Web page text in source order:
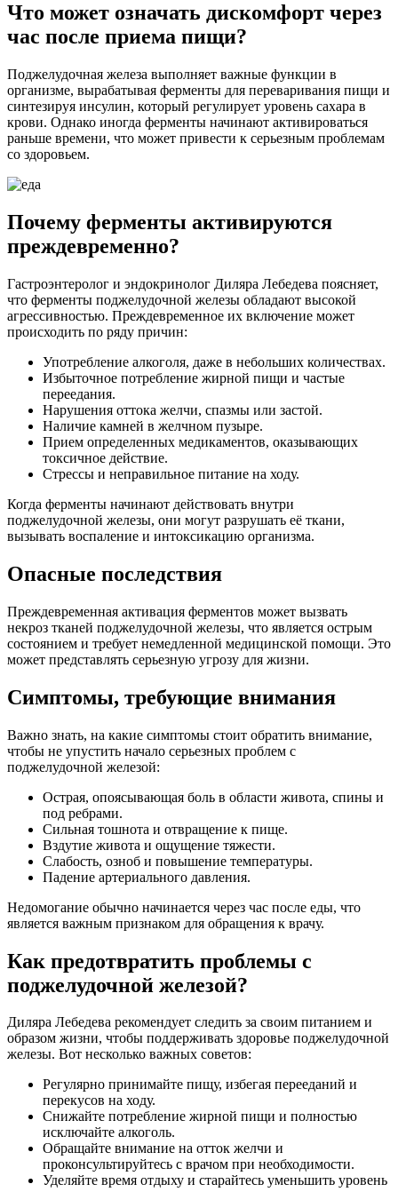
Что может означать дискомфорт через
час после приема пищи?
Поджелудочная железа выполняет важные функции в
организме, вырабатывая ферменты для переваривания пищи и
синтезируя инсулин, который регулирует уровень сахара в
крови. Однако иногда ферменты начинают активироваться
раньше времени, что может привести к серьезным проблемам
со здоровьем.
Почему ферменты активируются
преждевременно?
Гастроэнтеролог и эндокринолог Диляра Лебедева поясняет,
что ферменты поджелудочной железы обладают высокой
агрессивностью. Преждевременное их включение может
происходить по ряду причин:
Употребление алкоголя, даже в небольших количествах.
Избыточное потребление жирной пищи и частые
переедания.
Нарушения оттока желчи, спазмы или застой.
Наличие камней в желчном пузыре.
Прием определенных медикаментов, оказывающих
токсичное действие.
Стрессы и неправильное питание на ходу.
Когда ферменты начинают действовать внутри
поджелудочной железы, они могут разрушать её ткани,
вызывать воспаление и интоксикацию организма.
Опасные последствия
Преждевременная активация ферментов может вызвать
некроз тканей поджелудочной железы, что является острым
состоянием и требует немедленной медицинской помощи. Это
может представлять серьезную угрозу для жизни.
Симптомы, требующие внимания
Важно знать, на какие симптомы стоит обратить внимание,
чтобы не упустить начало серьезных проблем с
поджелудочной железой:
Острая, опоясывающая боль в области живота, спины и
под ребрами.
Сильная тошнота и отвращение к пище.
Вздутие живота и ощущение тяжести.
Слабость, озноб и повышение температуры.
Падение артериального давления.
Недомогание обычно начинается через час после еды, что
является важным признаком для обращения к врачу.
Как предотвратить проблемы с
поджелудочной железой?
Диляра Лебедева рекомендует следить за своим питанием и
образом жизни, чтобы поддерживать здоровье поджелудочной
железы. Вот несколько важных советов:
Регулярно принимайте пищу, избегая перееданий и
перекусов на ходу.
Снижайте потребление жирной пищи и полностью
исключайте алкоголь.
Обращайте внимание на отток желчи и
проконсультируйтесь с врачом при необходимости.
Уделяйте время отдыху и старайтесь уменьшить уровень